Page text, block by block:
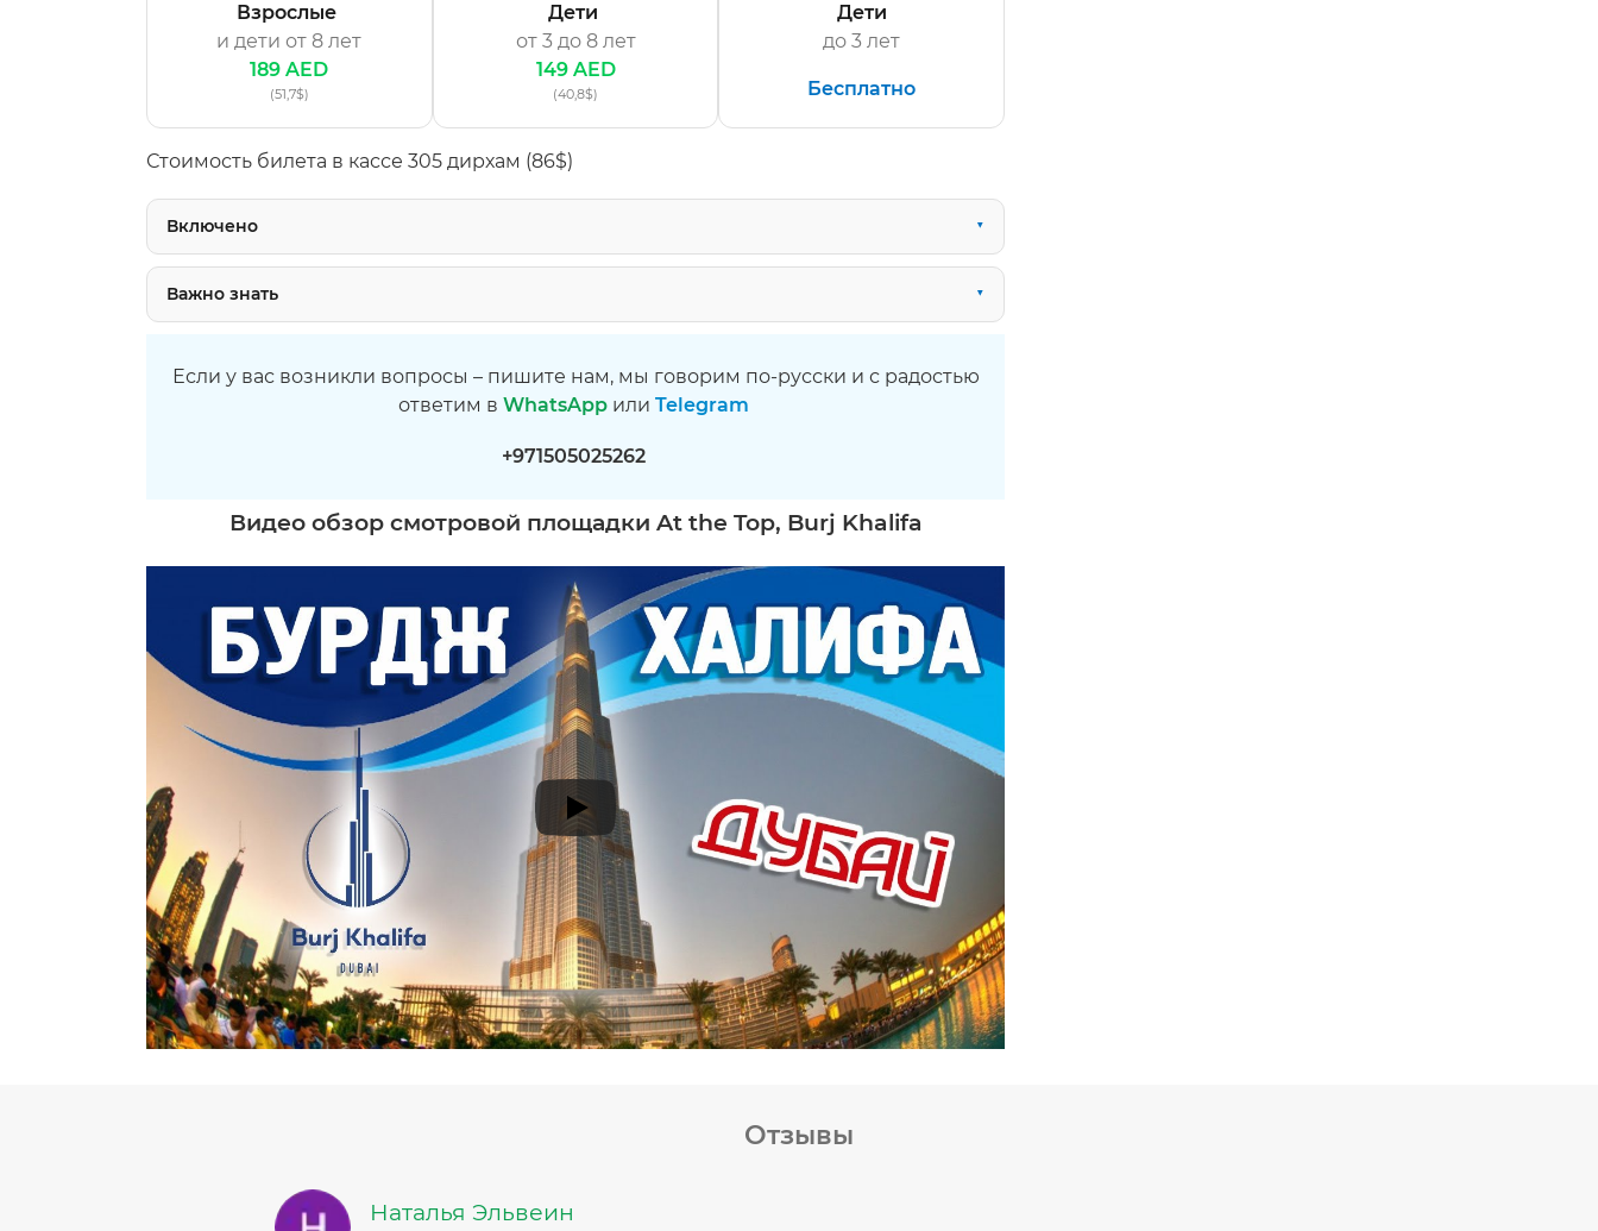
Взрослые
и детиот 8 лет
189 AED
(51,7$)
Дети
от 3 до 8 лет
149 AED
(40,8$)
Дети
до 3 лет
Бесплатно
Стоимость билета в кассе 305 дирхам (86$)
Включено
Важно знать
Если у вас возникли вопросы – пишите нам, мы говорим по-русски и с радостью
ответим в WhatsApp или Telegram
+971505025262
Видео обзор смотровой площадки At the Top, Burj Khalifa
Отзывы
Наталья Эльвеин